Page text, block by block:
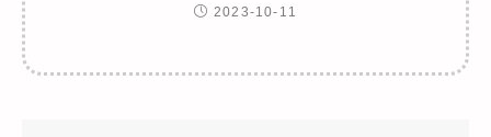
2023-10-11